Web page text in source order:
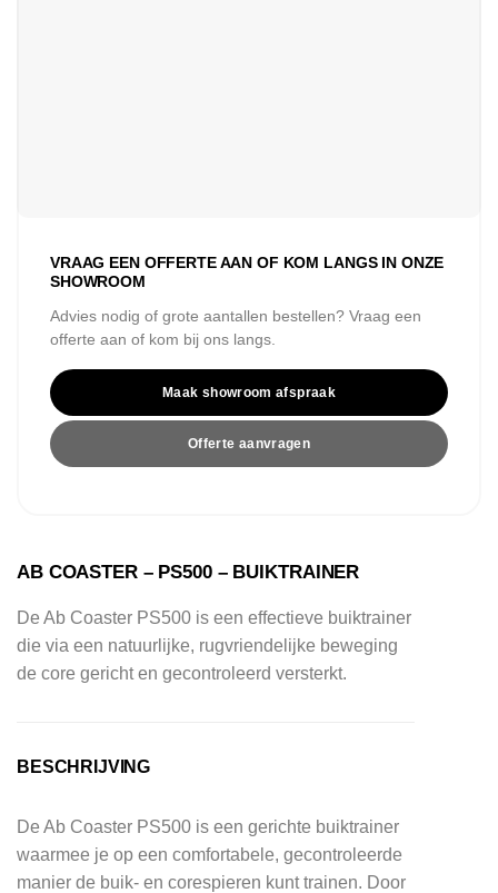
VRAAG EEN OFFERTE AAN OF KOM LANGS IN ONZE
SHOWROOM
Advies nodig of grote aantallen bestellen? Vraag een
offerte aan of kom bij ons langs.
Maak showroom afspraak
Offerte aanvragen
AB COASTER – PS500 – BUIKTRAINER
De Ab Coaster PS500 is een effectieve buiktrainer
die via een natuurlijke, rugvriendelijke beweging
de core gericht en gecontroleerd versterkt.
BESCHRIJVING
De Ab Coaster PS500 is een gerichte buiktrainer
waarmee je op een comfortabele, gecontroleerde
manier de buik- en corespieren kunt trainen. Door